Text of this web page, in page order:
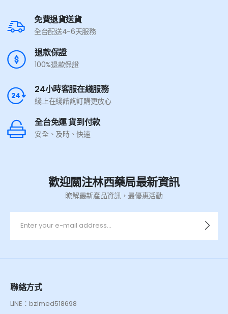
免費退貨送貨
全台配送4-6天服務
退款保證
100%退款保證
24小時客服在綫服務
綫上在綫諮詢訂購更放心
全台免運 貨到付款
安全、及時、快速
歡迎關注林西藥局最新資訊
瞭解最新產品資訊，最優惠活動
聯絡方式
LINE：bzlmed518698